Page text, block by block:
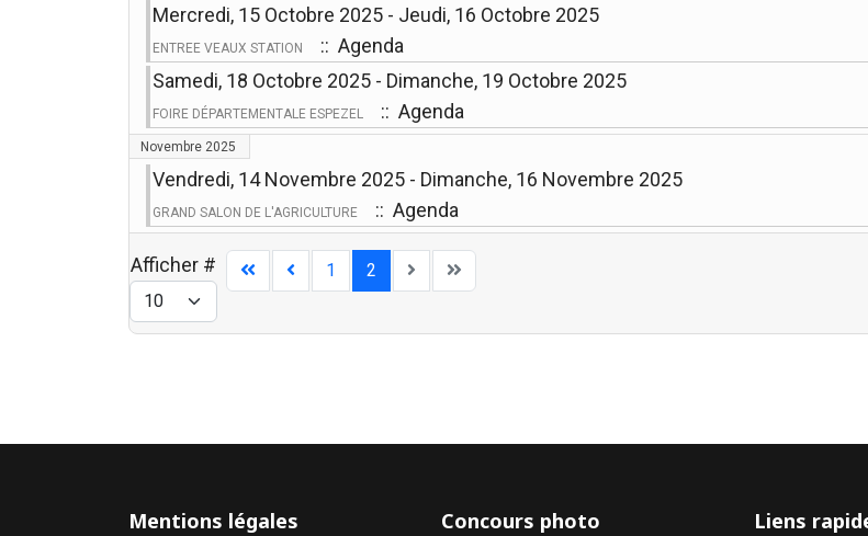
Mercredi, 15 Octobre 2025 - Jeudi, 16 Octobre 2025
ENTREE VEAUX STATION
:: Agenda
Samedi, 18 Octobre 2025 - Dimanche, 19 Octobre 2025
FOIRE DÉPARTEMENTALE ESPEZEL :: Agenda
Novembre 2025
Vendredi, 14 Novembre 2025 - Dimanche, 16 Novembre 2025
GRAND SALON DE L'AGRICULTURE :: Agenda
Afficher # 1 2
Mentions légales Concours photo Liens